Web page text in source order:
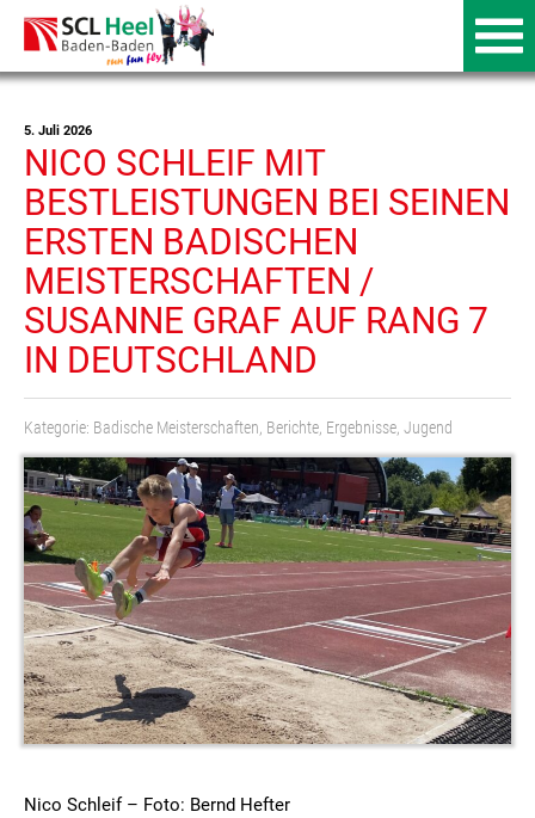
5. Juli 2026
NICO SCHLEIF MIT
BESTLEISTUNGEN BEI SEINEN
ERSTEN BADISCHEN
MEISTERSCHAFTEN /
SUSANNE GRAF AUF RANG 7
IN DEUTSCHLAND
Kategorie: Badische Meisterschaften, Berichte, Ergebnisse, Jugend
Nico Schleif – Foto: Bernd Hefter